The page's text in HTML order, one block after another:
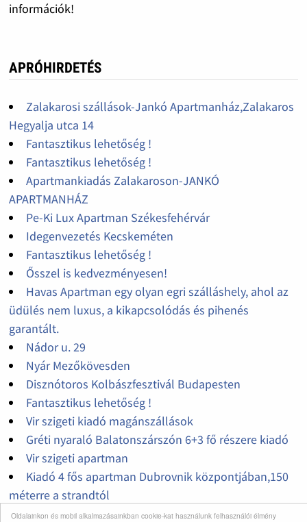
Oldalainkon és mobil alkalmazásainkban cookie-kat használunk felhasználói élmény
információk!
APRÓHIRDETÉS
Zalakarosi szállások-Jankó Apartmanház,Zalakaros
Hegyalja utca 14
Fantasztikus lehetőség !
Fantasztikus lehetőség !
Apartmankiadás Zalakaroson-JANKÓ
APARTMANHÁZ
Pe-Ki Lux Apartman Székesfehérvár
Idegenvezetés Kecskeméten
Fantasztikus lehetőség !
Ősszel is kedvezményesen!
Havas Apartman egy olyan egri szálláshely, ahol az
üdülés nem luxus, a kikapcsolódás és pihenés
garantált.
Nádor u. 29
Nyár Mezőkövesden
Disznótoros Kolbászfesztivál Budapesten
Fantasztikus lehetőség !
Vir szigeti kiadó magánszállások
Gréti nyaraló Balatonszárszón 6+3 fő részere kiadó
Vir szigeti apartman
Kiadó 4 fős apartman Dubrovnik központjában,150
méterre a strandtól
Kiadó apartman POVILE központjában 150 MÉTERRE